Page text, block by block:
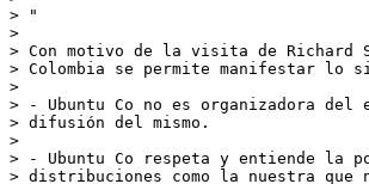
> "
>
> Con motivo de la visita de Richard
> Colombia se permite manifestar lo
>
> - Ubuntu Co no es organizadora
> difusión del mismo.
>
> - Ubuntu Co respeta y entiende la
> distribuciones como la nuestra que